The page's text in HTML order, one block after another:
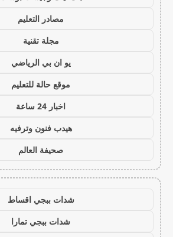
مصادر التعليم
مجلة تقنية
يو ان بي الرياضي
موقع حالة للتعليم
اخبار 24 ساعة
هيدب فنون وترفيه
صحيفة العالم
شدات ببجي اقساط
شدات ببجي تمارا